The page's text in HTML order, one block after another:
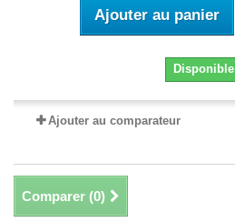
Ajouter au panier
Disponible
Ajouter au comparateur
Comparer (0)